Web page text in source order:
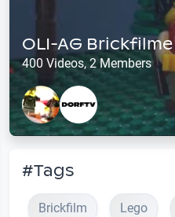
OLI-AG Brickfilme
400 Videos, 2 Members
#Tags
Brickfilm Lego